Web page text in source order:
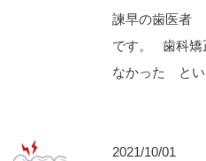
諫早の歯医者
です。 歯科矯
なかった とい
2021/10/01